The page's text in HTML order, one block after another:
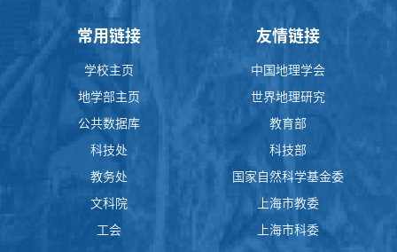
常用链接
学校主页
地学部主页
公共数据库
科技处
教务处
文科院
工会
友情链接
中国地理学会
世界地理研究
教育部
科技部
国家自然科学基金委
上海市教委
上海市科委